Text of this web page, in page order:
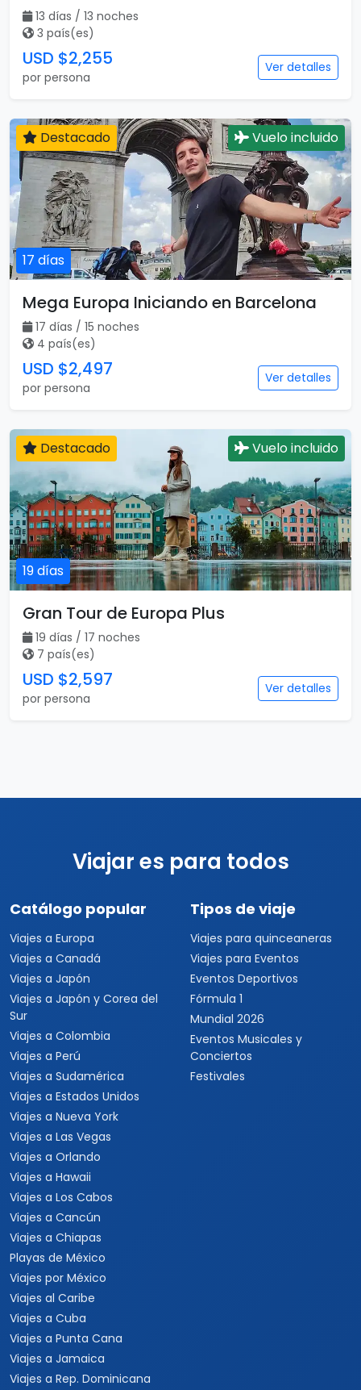
13 días / 13 noches
3 país(es)
USD $2,255
por persona
Ver detalles
17 días
Destacado Vuelo incluido
Mega Europa Iniciando en Barcelona
17 días / 15 noches
4 país(es)
USD $2,497
por persona
Ver detalles
19 días
Destacado Vuelo incluido
Gran Tour de Europa Plus
19 días / 17 noches
7 país(es)
USD $2,597
por persona
Ver detalles
Viajar es para todos
Catálogo popular
Viajes a Europa
Viajes a Canadá
Viajes a Japón
Viajes a Japón y Corea del
Sur
Viajes a Colombia
Viajes a Perú
Viajes a Sudamérica
Viajes a Estados Unidos
Viajes a Nueva York
Viajes a Las Vegas
Viajes a Orlando
Viajes a Hawaii
Viajes a Los Cabos
Viajes a Cancún
Viajes a Chiapas
Playas de México
Viajes por México
Viajes al Caribe
Viajes a Cuba
Viajes a Punta Cana
Viajes a Jamaica
Viajes a Rep. Dominicana
Tipos de viaje
Viajes para quinceaneras
Viajes para Eventos
Eventos Deportivos
Fórmula 1
Mundial 2026
Eventos Musicales y
Conciertos
Festivales